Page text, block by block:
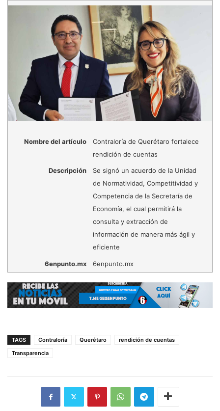
Nombre del artículo
Contraloría de Querétaro fortalece
rendición de cuentas
Descripción
Se signó un acuerdo de la Unidad
de Normatividad, Competitividad y
Competencia de la Secretaría de
Economía, el cual permitirá la
consulta y extracción de
información de manera más ágil y
eficiente
6enpunto.mx 6enpunto.mx
TAGS Contraloría Querétaro
rendición de cuentas
Transparencia